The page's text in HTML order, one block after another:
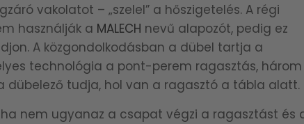
vakolatot – „szelel” a hőszigetelés. A régi
használják a MALECH nevű alapozót, pedig ez
A közgondolkodásban a dübel tartja a
technológia a pont-perem ragasztás, három
dübelező tudja, hol van a ragasztó a tábla alatt.
nem ugyanaz a csapat végzi a ragasztást és